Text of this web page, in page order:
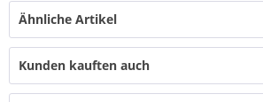
Ähnliche Artikel
Kunden kauften auch